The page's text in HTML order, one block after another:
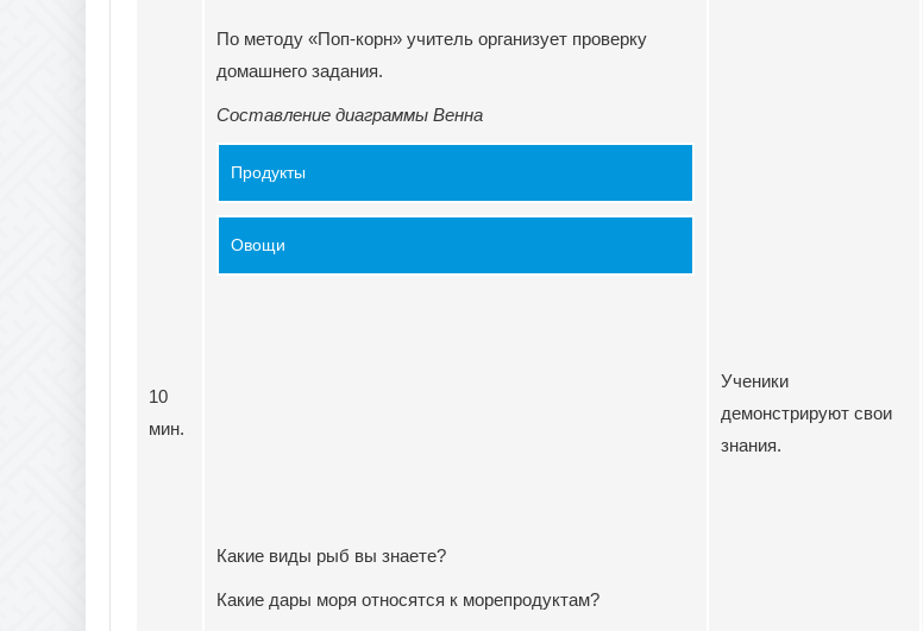
10
мин.
По методу «Поп-корн» учитель организует проверку
домашнего задания.
Составление диаграммы Венна
Продукты
Овощи
Какие виды рыб вы знаете?
Какие дары моря относятся к морепродуктам?
Ученики
демонстрируют свои
знания.